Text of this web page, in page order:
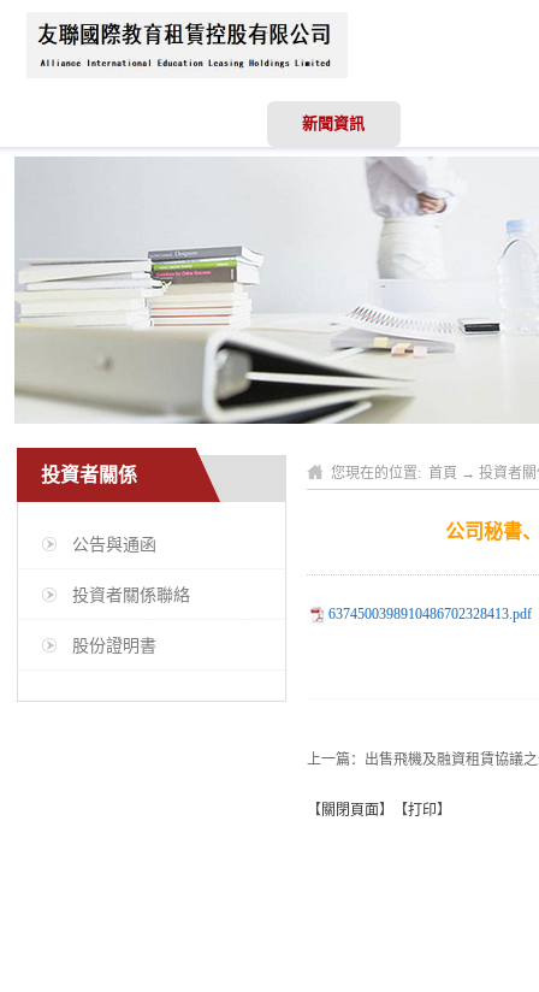
新聞資訊
投資者關係
公告與通函
投資者關係聯絡
股份證明書
您現在的位置: 首頁 → 投資者
公司秘書
6374500398910486702328413.pdf
上一篇： 出售飛機及融資租賃協議
【 關閉頁面】【打印】